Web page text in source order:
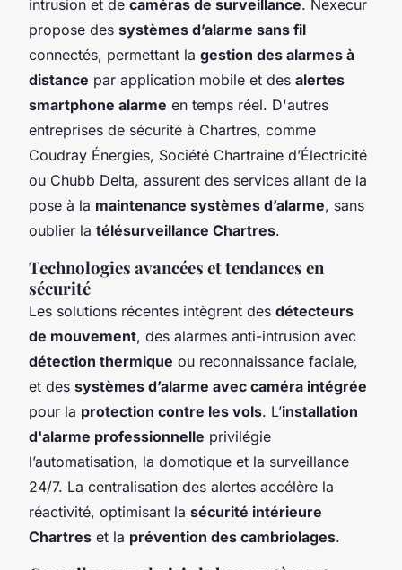
intrusion et de caméras de surveillance. Nexecur
propose des systèmes d’alarme sans fil
connectés, permettant la gestion des alarmes à
distance par application mobile et des alertes
smartphone alarme en temps réel. D'autres
entreprises de sécurité à Chartres, comme
Coudray Énergies, Société Chartraine d’Électricité
ou Chubb Delta, assurent des services allant de la
pose à la maintenance systèmes d’alarme, sans
oublier la télésurveillance Chartres.
Technologies avancées et tendances en
sécurité
Les solutions récentes intègrent des détecteurs
de mouvement, des alarmes anti-intrusion avec
détection thermique ou reconnaissance faciale,
et des systèmes d’alarme avec caméra intégrée
pour la protection contre les vols. L’installation
d'alarme professionnelle privilégie
l’automatisation, la domotique et la surveillance
24/7. La centralisation des alertes accélère la
réactivité, optimisant la sécurité intérieure
Chartres et la prévention des cambriolages.